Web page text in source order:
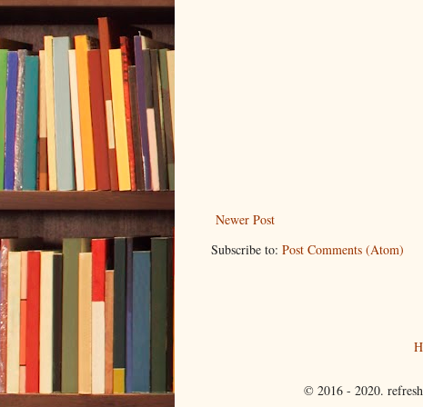
Newer Post
Subscribe to: Post Comments (Atom)
© 2016 - 2020.